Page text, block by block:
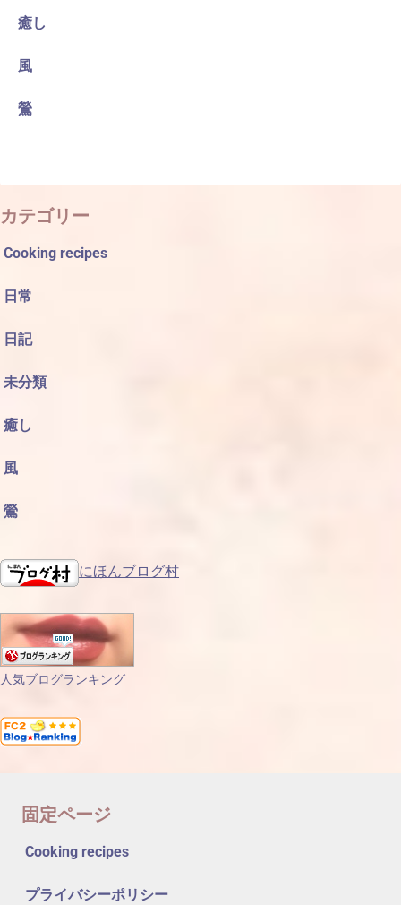
癒し
風
鶯
カテゴリー
Cooking recipes
日常
日記
未分類
癒し
風
鶯
にほんブログ村
人気ブログランキング
固定ページ
Cooking recipes
プライバシーポリシー